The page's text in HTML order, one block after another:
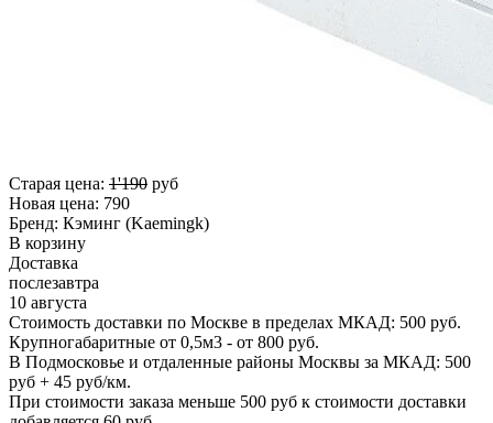
Старая цена: 1'190 руб
Новая цена: 790
Бренд: Кэминг (Kaemingk)
В корзину
Доставка
послезавтра
10 августа
Стоимость доставки по Москве в пределах МКАД: 500 руб.
Крупногабаритные от 0,5м3 - от 800 руб.
В Подмосковье и отдаленные районы Москвы за МКАД: 500
руб + 45 руб/км.
При стоимости заказа меньше 500 руб к стоимости доставки